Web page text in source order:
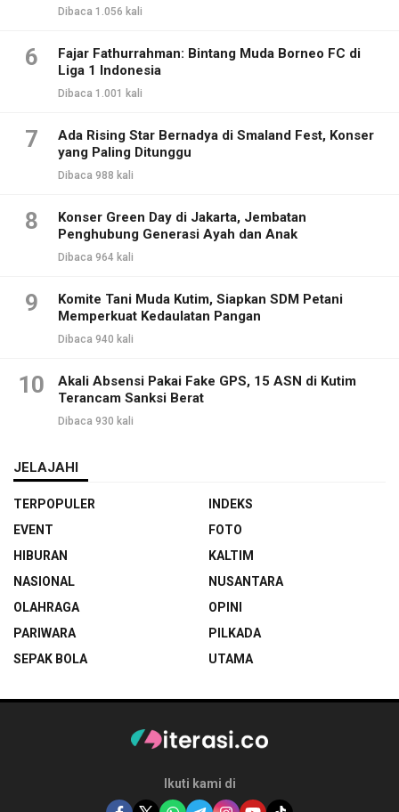
Dibaca 1.056 kali
6
Fajar Fathurrahman: Bintang Muda Borneo FC di
Liga 1 Indonesia
Dibaca 1.001 kali
7
Ada Rising Star Bernadya di Smaland Fest, Konser
yang Paling Ditunggu
Dibaca 988 kali
8
Konser Green Day di Jakarta, Jembatan
Penghubung Generasi Ayah dan Anak
Dibaca 964 kali
9
Komite Tani Muda Kutim, Siapkan SDM Petani
Memperkuat Kedaulatan Pangan
Dibaca 940 kali
10
Akali Absensi Pakai Fake GPS, 15 ASN di Kutim
Terancam Sanksi Berat
Dibaca 930 kali
JELAJAHI
TERPOPULER
INDEKS
EVENT
FOTO
HIBURAN
KALTIM
NASIONAL
NUSANTARA
OLAHRAGA
OPINI
PARIWARA
PILKADA
SEPAK BOLA
UTAMA
Ikuti kami di